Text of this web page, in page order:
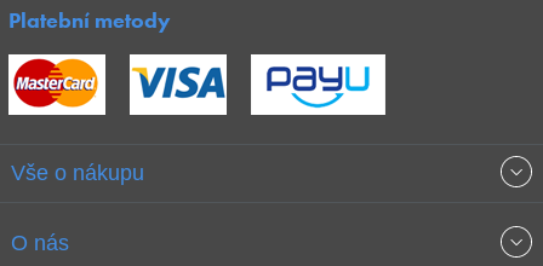
Platební metody
Vše o nákupu
Obchodní podmínky
O nás